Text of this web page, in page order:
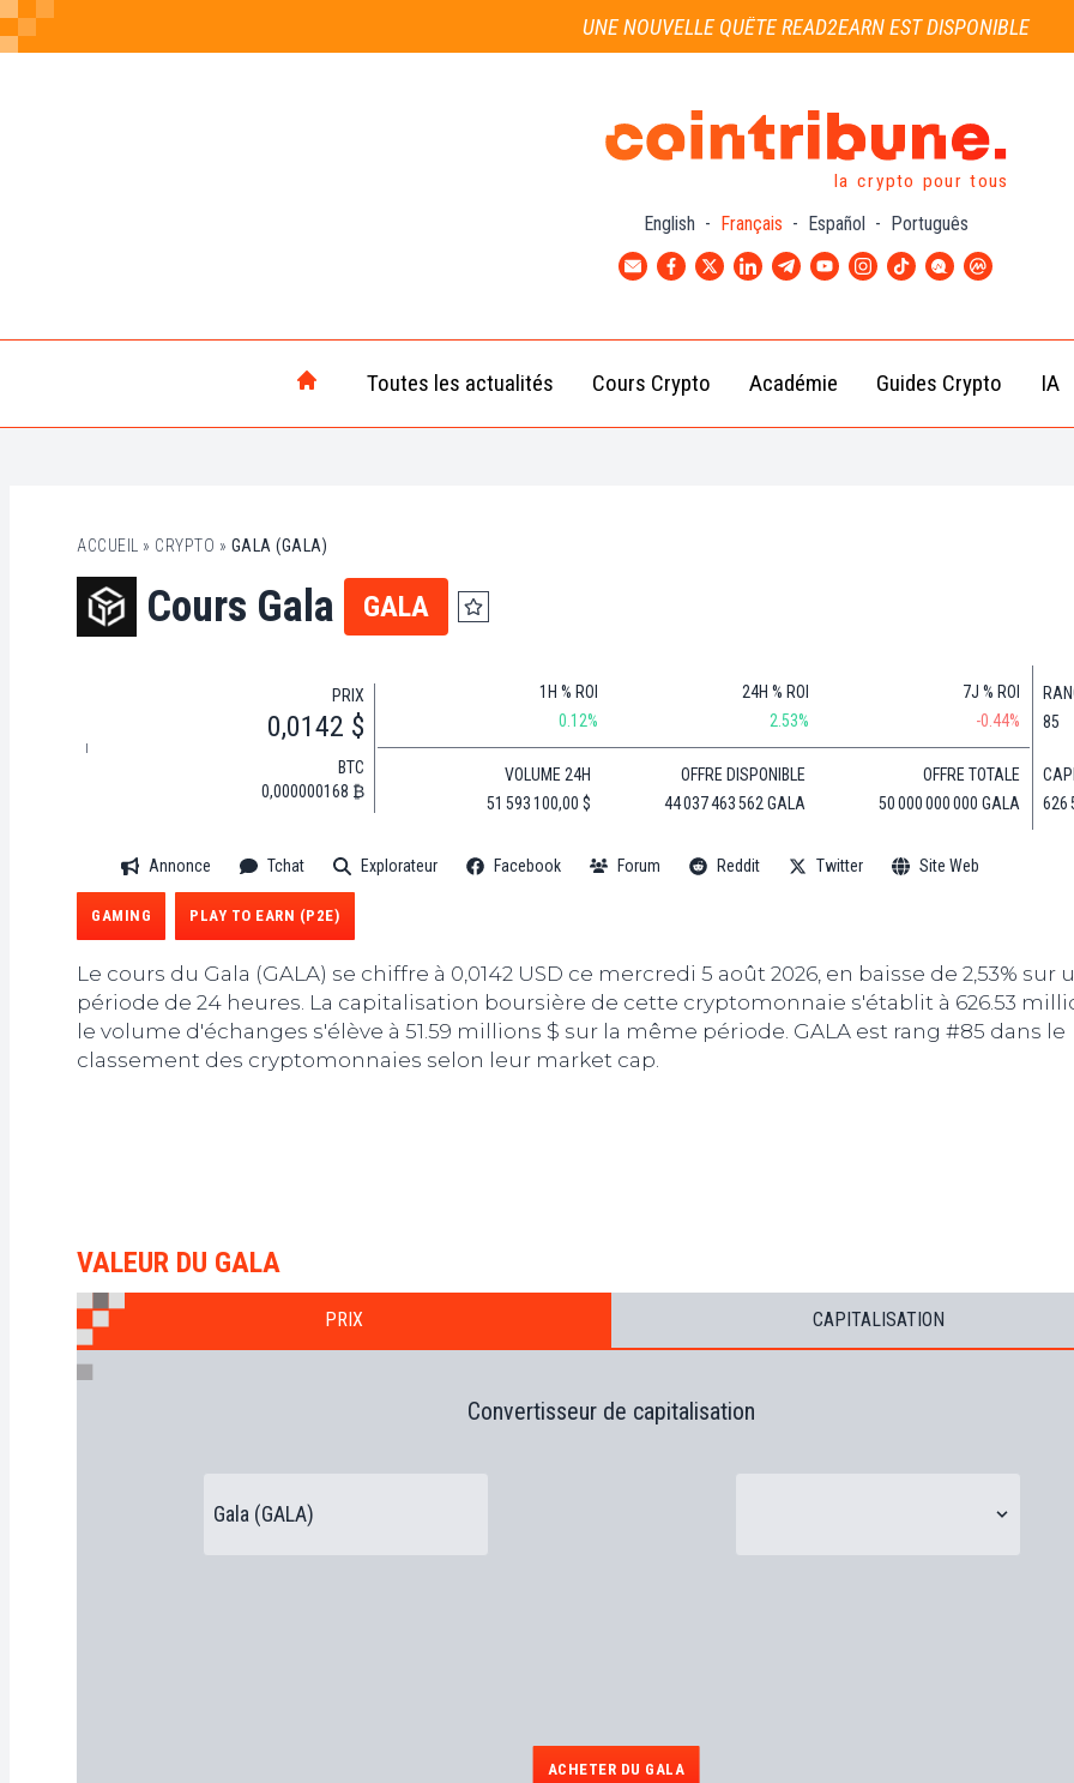
UNE NOUVELLE QUÊTE READ2EARN EST DISPONIBLE
la crypto pour tous
English - Français - Español - Português
Toutes les actualités
Crypto
Cours Crypto
(BTC)
Dogecoin
Académie
Débutant
Intermédiaire
Guides Crypto IA
ACCUEIL » CRYPTO » GALA (GALA)
Cours Gala GALA
PRIX
0,0142 $
BTC
0,000000168 ₿
1H % ROI
0.12%
24H % ROI
2.53%
7J % ROI
-0.44%
VOLUME 24H
51 593 100,00 $
OFFRE DISPONIBLE
44 037 463 562 GALA
OFFRE TOTALE
50 000 000 000 GALA
85
626
Annonce Tchat Explorateur Facebook Forum Reddit Twitter Site Web
GAMING PLAY TO EARN (P2E)
Le cours du Gala (GALA) se chiffre à 0,0142 USD ce mercredi 5 août 2026, en baisse de 2,53% sur
période de 24 heures. La capitalisation boursière de cette cryptomonnaie s'établit à 626.53
le volume d'échanges s'élève à 51.59 millions $ sur la même période. GALA est rang #85 dans le
classement des cryptomonnaies selon leur market cap.
VALEUR DU GALA
PRIX CAPITALISATION
Convertisseur de capitalisation
ACHETER DU GALA